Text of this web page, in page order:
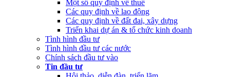
Một số quy định về thuế
Các quy định về lao động
Các quy định về đất đai, xây dựng
Triển khai dự án & tổ chức kinh doanh
Tình hình đầu tư
Tình hình đầu tư các nước
Chính sách đầu tư vào
Tin đầu tư